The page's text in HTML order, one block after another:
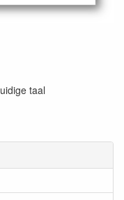
taal